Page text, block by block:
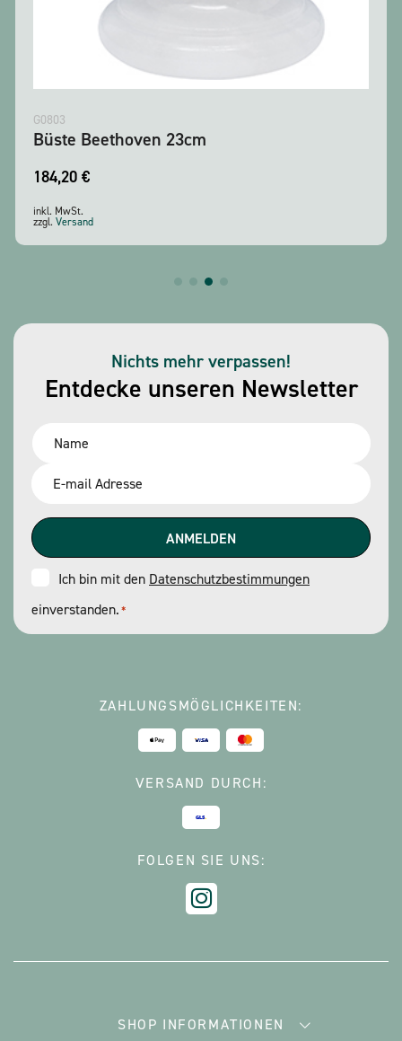
G0803
Büste Beethoven 23cm
184,20 €
inkl. MwSt.
zzgl. Versand
Entdecke unseren Newsletter
Nichts mehr verpassen!
Consent
*
Ich bin mit den Datenschutzbestimmungen
einverstanden.*
ZAHLUNGSMÖGLICHKEITEN:
VERSAND DURCH:
FOLGEN SIE UNS:
SHOP INFORMATIONEN